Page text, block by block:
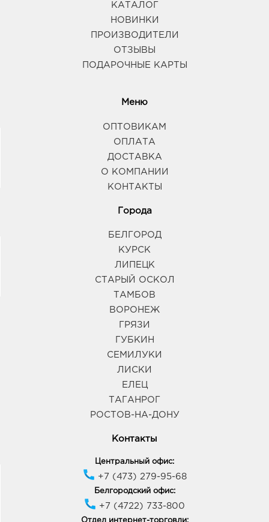
КАТАЛОГ
НОВИНКИ
ПРОИЗВОДИТЕЛИ
ОТЗЫВЫ
ПОДАРОЧНЫЕ КАРТЫ
Меню
ОПТОВИКАМ
ОПЛАТА
ДОСТАВКА
О КОМПАНИИ
КОНТАКТЫ
Города
БЕЛГОРОД
КУРСК
ЛИПЕЦК
СТАРЫЙ ОСКОЛ
ТАМБОВ
ВОРОНЕЖ
ГРЯЗИ
ГУБКИН
СЕМИЛУКИ
ЛИСКИ
ЕЛЕЦ
ТАГАНРОГ
РОСТОВ-НА-ДОНУ
Контакты
Центральный офис:
+7 (473) 279-95-68
Белгородский офис:
+7 (4722) 733-800